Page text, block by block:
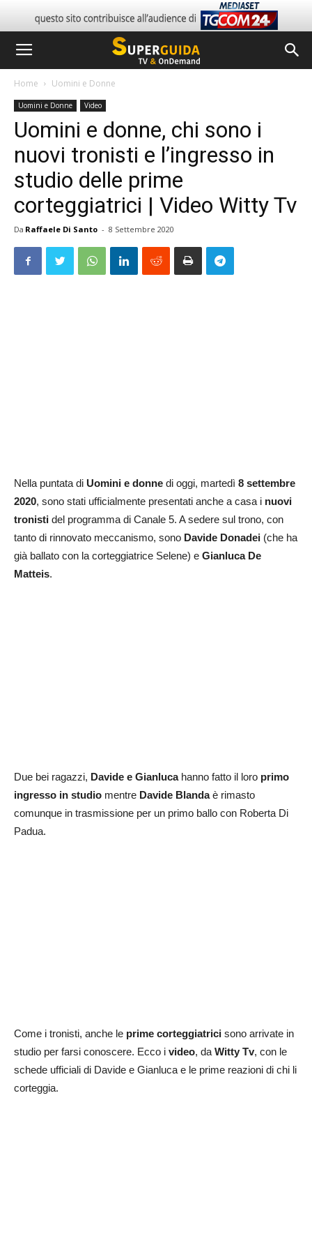
Home Uomini e Donne
Uomini e Donne Video
Uomini e donne, chi sono i
nuovi tronisti e l’ingresso in
studio delle prime
corteggiatrici | Video Witty Tv
Da Raffaele Di Santo - 8 Settembre 2020
Nella puntata di Uomini e donne di oggi, martedì 8 settembre
2020, sono stati ufficialmente presentati anche a casa i nuovi
tronisti del programma di Canale 5. A sedere sul trono, con
tanto di rinnovato meccanismo, sono Davide Donadei (che ha
già ballato con la corteggiatrice Selene) e Gianluca De
Matteis.
Due bei ragazzi, Davide e Gianlucahanno fatto il loro primo
ingresso in studio mentre Davide Blandaè rimasto
comunque in trasmissione per un primo ballo con Roberta Di
Padua.
Come i tronisti, anche le prime corteggiatrici sono arrivate in
studio per farsi conoscere. Ecco i video, daWitty Tv, con le
schede ufficiali di Davide e Gianluca e le prime reazioni di chi li
corteggia.